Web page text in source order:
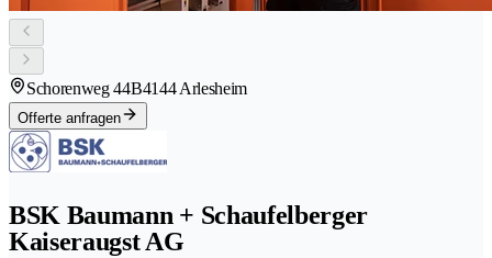
Schorenweg 44B4144 Arlesheim
Offerte anfragen
BSK Baumann + Schaufelberger
Kaiseraugst AG